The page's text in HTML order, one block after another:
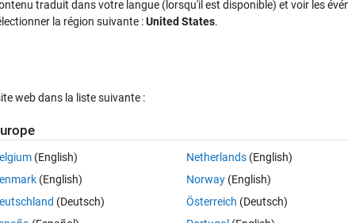
.mlx?
traduit dans votre langue (lorsqu'il est disponible) et voir les
la région suivante :United States.
web dans la liste suivante :
(English)
(English)
(Deutsch)
Netherlands(English)
Norway(English)
Österreich (Deutsch)